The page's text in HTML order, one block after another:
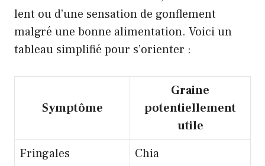
lent ou d’une sensation de gonflement
malgré une bonne alimentation. Voici un
tableau simplifié pour s’orienter :
Symptôme
Graine
potentiellement
utile
Fringales
Chia